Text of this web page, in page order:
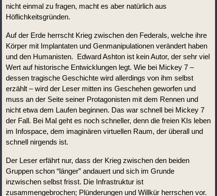
nicht einmal zu fragen, macht es aber natürlich aus
Höflichkeitsgründen.
Auf der Erde herrscht Krieg zwischen den Federals, welche ihre
Körper mit Implantaten und Genmanipulationen verändert haben
und den Humanisten.  Edward Ashton ist kein Autor, der sehr viel
Wert auf historische Entwicklungen legt. Wie bei Mickey 7 –
dessen tragische Geschichte wird allerdings von ihm selbst
erzählt – wird der Leser mitten ins Geschehen geworfen und
muss an der Seite seiner Protagonisten mit dem Rennen und
nicht etwa dem Laufen beginnen. Das war schnell bei Mickey 7
der Fall. Bei Mal geht es noch schneller, denn die freien KIs leben
im Infospace, dem imaginären virtuellen Raum, der überall und
schnell nirgends ist.
Der Leser erfährt nur, dass der Krieg zwischen den beiden
Gruppen schon “länger” andauert und sich im Grunde
inzwischen selbst frisst. Die Infrastruktur ist
zusammengebrochen; Plünderungen und Willkür herrschen vor.